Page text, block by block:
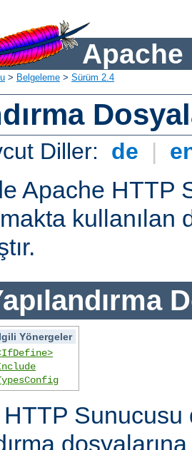
Apache
> Belgeleme > Sürüm 2.4
Diller: de |
Apache HTTP
kullanılan
Yönergeler
Sunucusu